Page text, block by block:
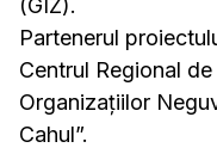
(GIZ).
Partenerul
Centrul Regional
Organizațiilor
Cahul”.